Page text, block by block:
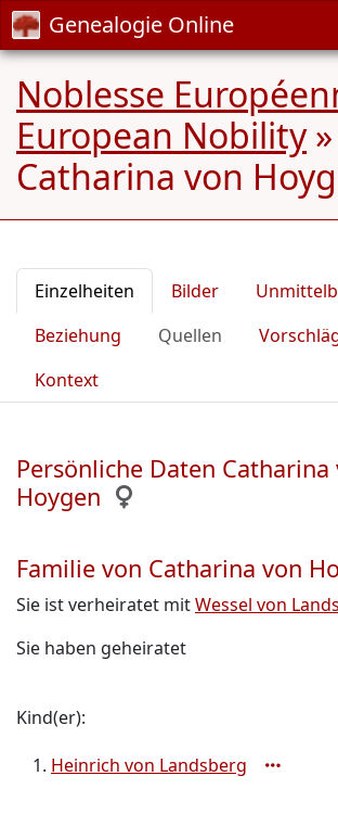
Genealogie Online
Noblesse
European Nobility»
Catharina von
Einzelheiten Bilder
Beziehung
Quellen
Kontext
Persönliche Daten Catharina
Hoygen
Familie von Catharina von
Sie ist verheiratet mitWessel von
Sie haben geheiratet
Kind(er):
Heinrich von Landsberg